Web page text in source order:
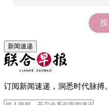
新闻速递
订阅新闻速递，洞悉时代脉搏。